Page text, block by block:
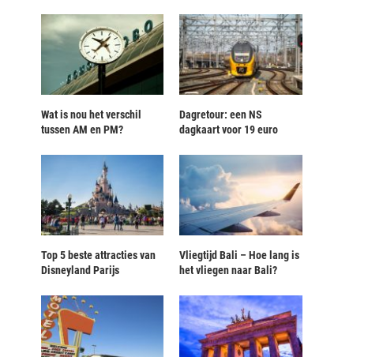
Wat is nou het verschil
tussen AM en PM?
Dagretour: een NS
dagkaart voor 19 euro
Top 5 beste attracties van
Disneyland Parijs
Vliegtijd Bali – Hoe lang is
het vliegen naar Bali?